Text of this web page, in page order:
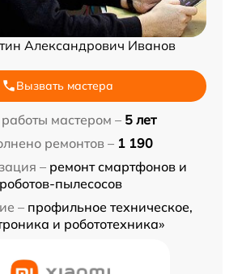
Александрович Иванов
Вызвать мастера
мастером – 5 лет
ремонтов – 1 190
– ремонт смартфонов и
роботов-пылесосов
– профильное техническое,
и робототехника»